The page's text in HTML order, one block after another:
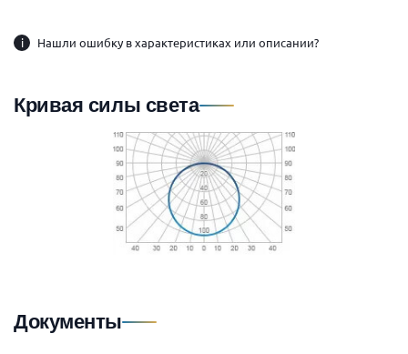
i Нашли ошибку в характеристиках или описании?
Кривая силы света
Документы